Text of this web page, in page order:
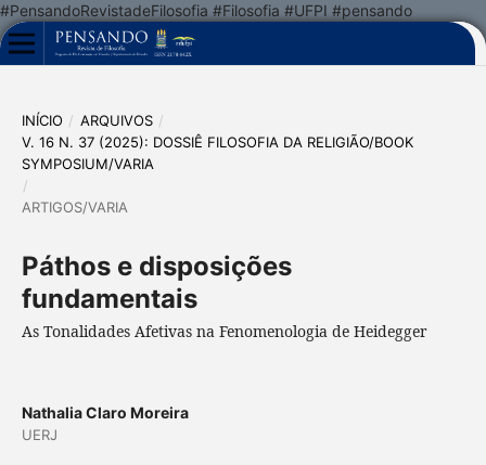
#PensandoRevistadeFilosofia #Filosofia #UFPI #pensando
INÍCIO / ARQUIVOS /
V. 16 N. 37 (2025): DOSSIÊ FILOSOFIA DA RELIGIÃO/BOOK
SYMPOSIUM/VARIA
/
ARTIGOS/VARIA
Páthos e disposições
fundamentais
As Tonalidades Afetivas na Fenomenologia de Heidegger
Nathalia Claro Moreira
UERJ